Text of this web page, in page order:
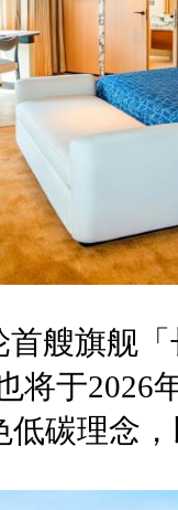
旗舰「
将于2026
碳理念